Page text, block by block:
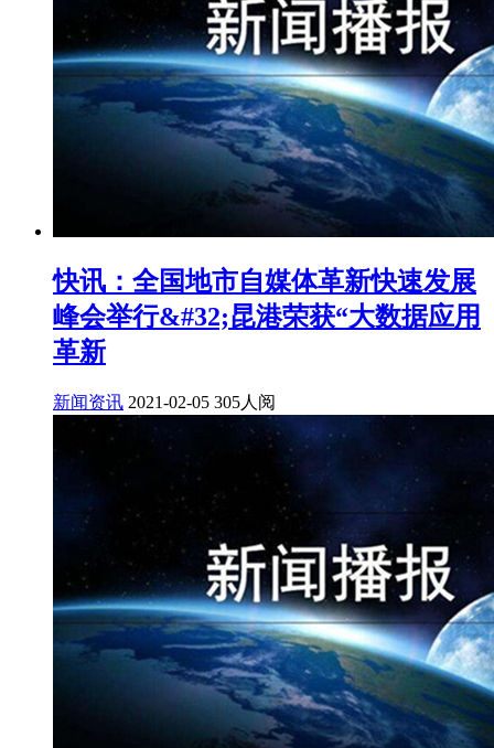
快讯：全国地市自媒体革新快速发展
峰会举行&#32;昆港荣获“大数据应用
革新
新闻资讯 2021-02-05 305人阅